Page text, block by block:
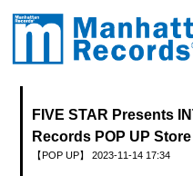
FIVE STAR Presents
Records POP UP
【POP UP】 2023-11-14 17:34